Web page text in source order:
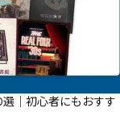
選｜初心者にもおすす